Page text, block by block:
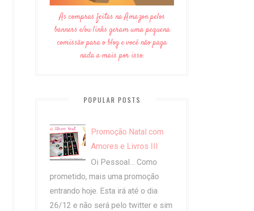
As compras feitas na Amazon pelos
banners e/ou links geram uma pequena
comissão para o blog e você não paga
nada a mais por isso.
POPULAR POSTS
Promoção Natal com
Amores e Livros III
Oi Pessoal… Como
prometido, mais uma promoção
entrando hoje. Esta irá até o dia
26/12 e não será pelo twitter e sim